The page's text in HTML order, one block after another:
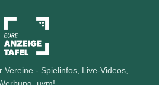
Vereine - Spielinfos, Live-Videos,